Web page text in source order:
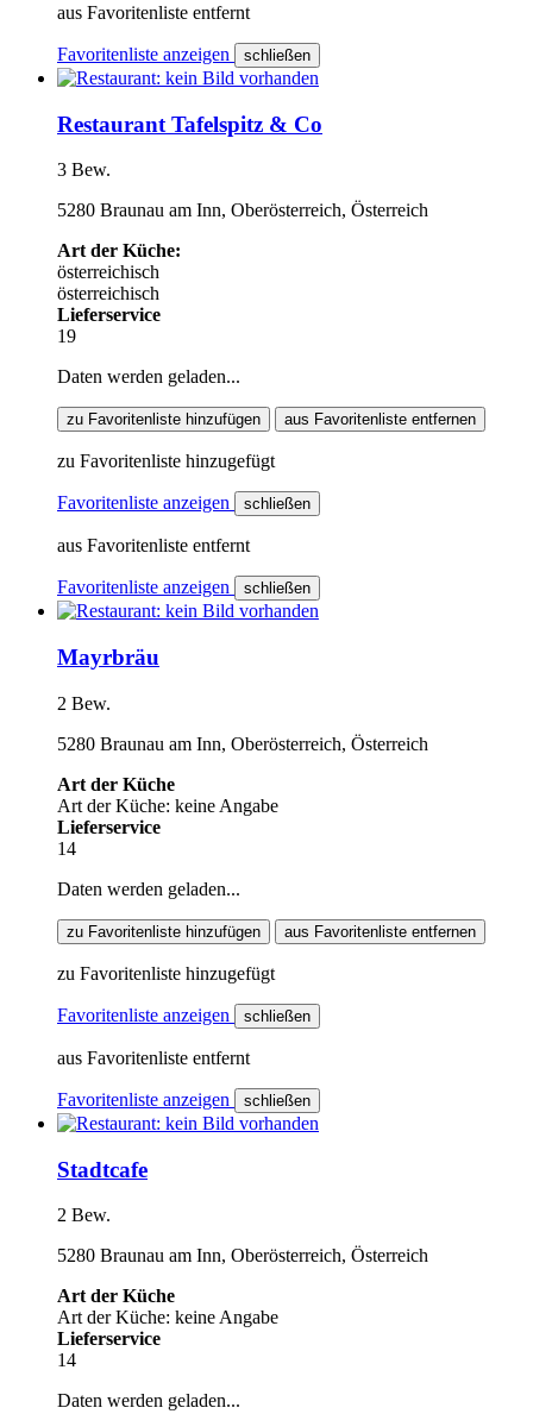
aus Favoritenliste entfernt
Favoritenliste anzeigen schließen
Restaurant Tafelspitz & Co
3 Bew.
5280 Braunau am Inn, Oberösterreich, Österreich
Art der Küche:
österreichisch
österreichisch
Lieferservice
19
Daten werden geladen...
zu Favoritenliste hinzufügen aus Favoritenliste entfernen
zu Favoritenliste hinzugefügt
Favoritenliste anzeigen schließen
aus Favoritenliste entfernt
Favoritenliste anzeigen schließen
Mayrbräu
2 Bew.
5280 Braunau am Inn, Oberösterreich, Österreich
Art der Küche
Art der Küche: keine Angabe
Lieferservice
14
Daten werden geladen...
zu Favoritenliste hinzufügen aus Favoritenliste entfernen
zu Favoritenliste hinzugefügt
Favoritenliste anzeigen schließen
aus Favoritenliste entfernt
Favoritenliste anzeigen schließen
Stadtcafe
2 Bew.
5280 Braunau am Inn, Oberösterreich, Österreich
Art der Küche
Art der Küche: keine Angabe
Lieferservice
14
Daten werden geladen...